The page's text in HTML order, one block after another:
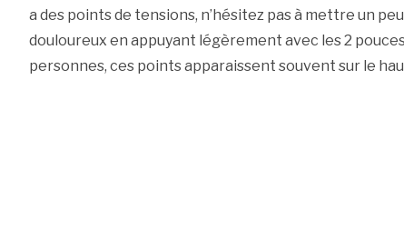
a des points de tensions, n’hésitez pas à mettre un
douloureux en appuyant légèrement avec les 2
personnes, ces points apparaissent souvent sur le